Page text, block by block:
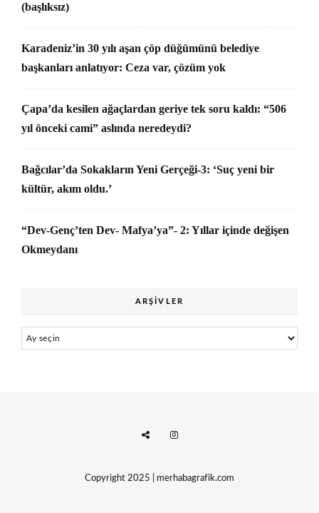
(başlıksız)
Karadeniz’in 30 yılı aşan çöp düğümünü belediye
başkanları anlatıyor: Ceza var, çözüm yok
Çapa’da kesilen ağaçlardan geriye tek soru kaldı: “506
yıl önceki cami” aslında neredeydi?
Bağcılar’da Sokakların Yeni Gerçeği-3: ‘Suç yeni bir
kültür, akım oldu.’
“Dev-Genç’ten Dev- Mafya’ya”- 2: Yıllar içinde değişen
Okmeydanı
ARŞIVLER
Arşivler
Copyright 2025 | merhabagrafik.com